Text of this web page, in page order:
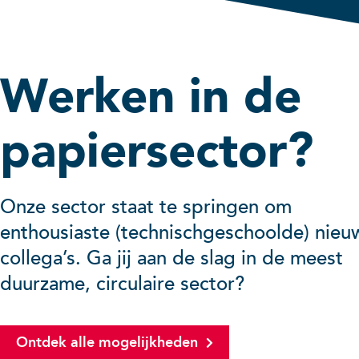
Werken in de
papiersector?
Onze sector staat te springen om
enthousiaste (technischgeschoolde)
collega’s. Ga jij aan de slag in de meest
duurzame, circulaire sector?
Ontdek alle mogelijkheden